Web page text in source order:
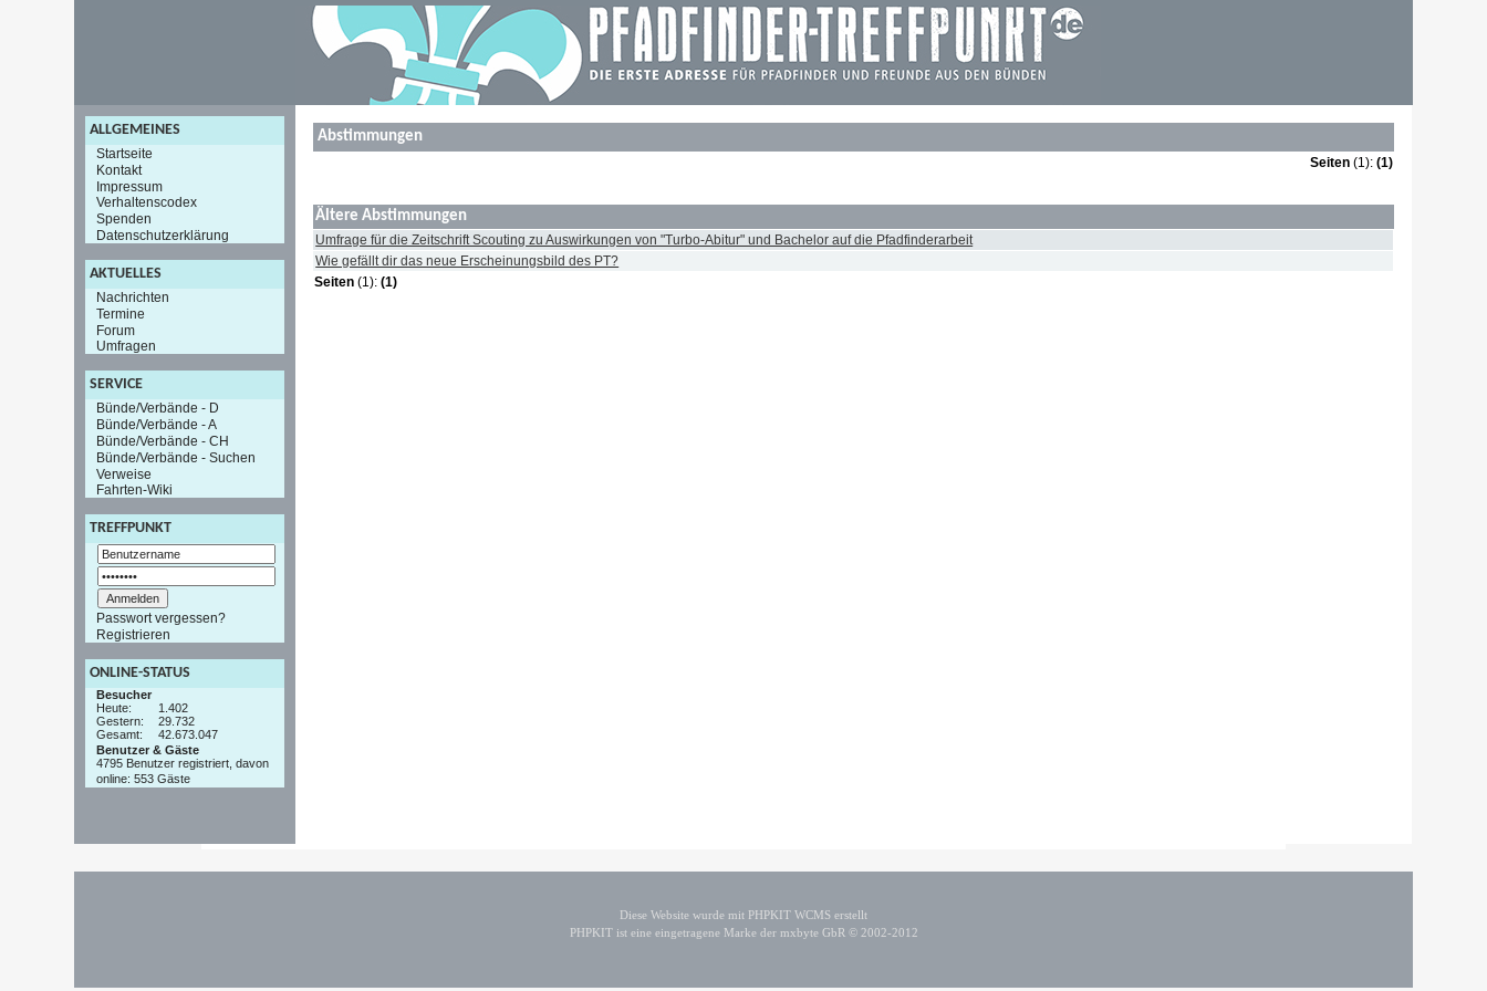
ALLGEMEINES
Startseite
Kontakt
Impressum
Verhaltenscodex
Spenden
Datenschutzerklärung
AKTUELLES
Nachrichten
Termine
Forum
Umfragen
SERVICE
Bünde/Verbände - D
Bünde/Verbände - A
Bünde/Verbände - CH
Bünde/Verbände - Suchen
Verweise
Fahrten-Wiki
TREFFPUNKT
Passwort vergessen?
Registrieren
ONLINE-STATUS
Besucher
Heute:
1.402
Gestern:
29.732
Gesamt:
42.673.047
Benutzer & Gäste
4795 Benutzer registriert, davon
online: 553 Gäste
Abstimmungen
Seiten (1):(1)
Ältere Abstimmungen
Umfrage für die Zeitschrift Scouting zu Auswirkungen von "Turbo-Abitur" und Bachelor auf die Pfadfinderarbeit
Wie gefällt dir das neue Erscheinungsbild des PT?
Seiten (1):(1)
Diese Website wurde mit PHPKIT WCMS erstellt
PHPKIT ist eine eingetragene Marke der mxbyte GbR © 2002-2012